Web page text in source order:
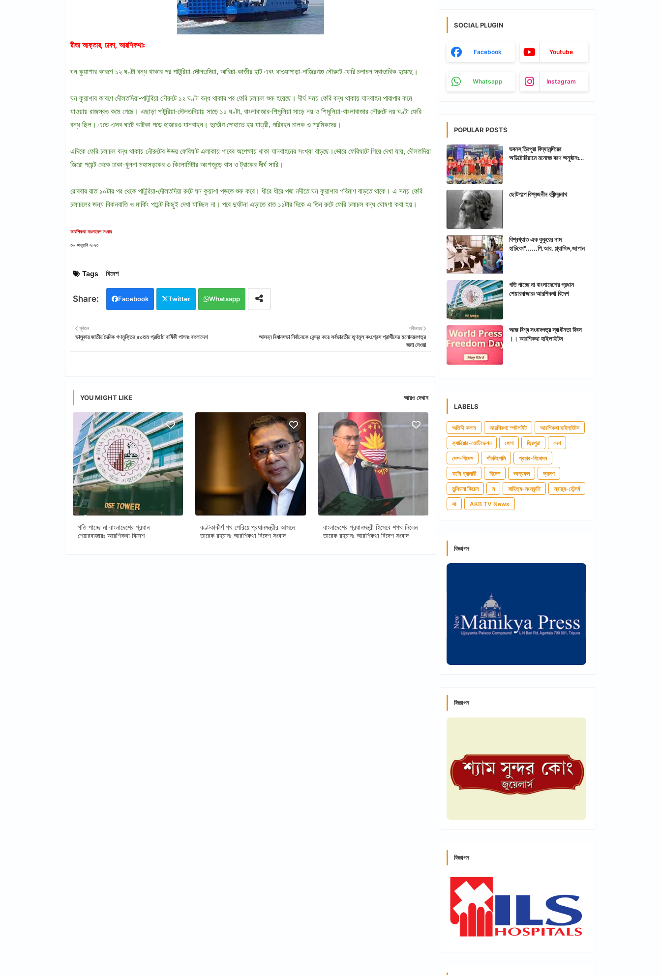
রীতা আক্তার, ঢাকা, আরশিকথাঃ
ঘন কুয়াশার কারণে ১২ ঘণ্টা বন্ধ থাকার পর পাটুরিয়া-দৌলতদিয়া, আরিচা-কাজীর হাট এবং ধাওয়াপাড়া-নাজিরগঞ্জ নৌরুটে ফেরি চলাচল স্বাভাবিক হয়েছে।
ঘন কুয়াশার কারণে দৌলতদিয়া-পাটুরিয়া নৌরুটে ১২ ঘণ্টা বন্ধ থাকার পর ফেরি চলাচল শুরু হয়েছে। দীর্ঘ সময় ফেরি বন্ধ থাকায় যানবাহন পারাপার কমে
যাওয়ায় রাজস্বও কমে গেছে। এছাড়া পাটুরিয়া-দৌলতদিয়ায় সাড়ে ১১ ঘণ্টা, বাংলাবাজার-শিমুলিয়া সাড়ে নয় ও শিমুলিয়া-বাংলাবাজার নৌরুটে নয় ঘণ্টা ফেরি
বন্ধ ছিল। এতে এসব ঘাটে আটকা পড়ে হাজারও যানবাহন। দুর্ভোগ পোহাতে হয় যাত্রী, পরিবহন চালক ও শ্রমিকদের।
এদিকে ফেরি চলাচল বন্ধ থাকায় নৌরুটের উভয় ফেরিঘাট এলাকায় পারের অপেক্ষায় থাকা যানবাহনের সংখ্যা বাড়ছে।ভোরে ফেরিঘাটে গিয়ে দেখা যায়, দৌলতদিয়া
জিরো পয়েন্ট থেকে ঢাকা-খুলনা মহাসড়কের ৩ কিলোমিটার অংশজুড়ে বাস ও ট্রাকের দীর্ঘ সারি।
রোববার রাত ১০টার পর থেকে পাটুরিয়া-দৌলতদিয়া রুটে ঘন কুয়াশা পড়তে শুরু করে। ধীরে ধীরে পদ্মা নদীতে ঘন কুয়াশার পরিমাণ বাড়তে থাকে। এ সময় ফেরি
চলাচলের জন্য বিকনবাতি ও মার্কিং পয়েন্ট কিছুই দেখা যাচ্ছিল না। পরে দুর্ঘটনা এড়াতে রাত ১১টার দিকে এ তিন রুটে ফেরি চলাচল বন্ধ ঘোষণা করা হয়।
আরশিকথা বাংলাদেশ সংবাদ
৩০ জানুয়ারি ২০২৩
Tags বিদেশ
Facebook Twitter Whatsapp
নবীনতর
আসন্ন বিধানসভা নির্বাচনকে কেন্দ্র করে সর্বভারতীয় তৃণমূল কংগ্রেস প্রার্থীদের মনোনয়নপত্র
জমা দেওয়া
পূর্বতন
ভালুকায় জাতীয় দৈনিক গণমুক্তির ৫০তম প্রতিষ্ঠা বার্ষিকী পালনঃ বাংলাদেশ
YOU MIGHT LIKE আরও দেখান
গতি পাচ্ছে না বাংলাদেশের প্রধান
শেয়ারবাজারঃ আরশিকথা বিদেশ
কণ্টকাকীর্ণ পথ পেরিয়ে প্রধানমন্ত্রীর আসনে
তারেক রহমানঃ আরশিকথা বিদেশ সংবাদ
বাংলাদেশের প্রধানমন্ত্রী হিসেবে শপথ নিলেন
তারেক রহমানঃ আরশিকথা বিদেশ সংবাদ
SOCIAL PLUGIN
Facebook Youtube
Whatsapp Instagram
POPULAR POSTS
ভবনস্ ত্রিপুরা বিদ্যামন্দিরের
অডিটোরিয়ামে মনোজ্ঞ বরণ অনুষ্ঠানঃ
ছোটগল্পে বিশ্বজনীন রবীন্দ্রনাথ
বিশ্বখ্যাত এক কুকুরের নাম
হাচিকো"......পি.আর. প্ল্যাসিড,জাপান
গতি পাচ্ছে না বাংলাদেশের প্রধান
শেয়ারবাজারঃ আরশিকথা বিদেশ
আজ বিশ্ব সংবাদপত্র স্বাধীনতা দিবস
।। আরশিকথা হাইলাইটস
LABELS
অতিথি কলাম আরশিকথা স্পটলাইট আরশিকথা হাইলাইটস
ক্যারিয়ার-মোটিভেশন খেলা ত্রিপুরা দেশ
দেশ-বিদেশ পাঁচমিশেলি প্রচার-বিনোদন
ফটো গ্যালারী বিদেশ ভাগ্যফল ভ্রমণ
মুন্সিয়ানা কিচেন স সাহিত্য-সংস্কৃতি স্বাস্থ্য-সৌন্দর্য
সl AKB TV News
বিজ্ঞাপন
বিজ্ঞাপন
বিজ্ঞাপন